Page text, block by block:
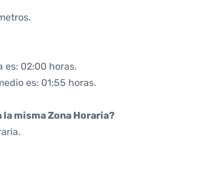
es: 02:00 horas.
es: 01:55 horas.
misma Zona Horaria?